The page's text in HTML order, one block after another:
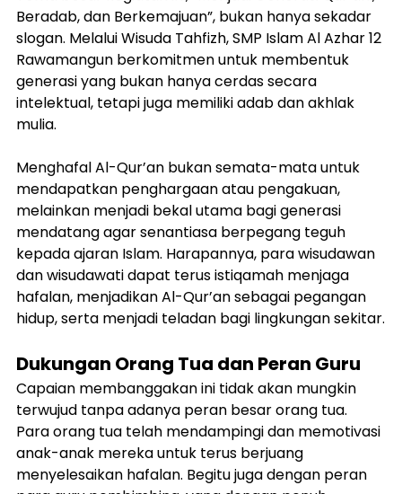
Beradab, dan Berkemajuan”, bukan hanya sekadar
slogan. Melalui Wisuda Tahfizh, SMP Islam Al Azhar 12
Rawamangun berkomitmen untuk membentuk
generasi yang bukan hanya cerdas secara
intelektual, tetapi juga memiliki adab dan akhlak
mulia.
Menghafal Al-Qur’an bukan semata-mata untuk
mendapatkan penghargaan atau pengakuan,
melainkan menjadi bekal utama bagi generasi
mendatang agar senantiasa berpegang teguh
kepada ajaran Islam. Harapannya, para wisudawan
dan wisudawati dapat terus istiqamah menjaga
hafalan, menjadikan Al-Qur’an sebagai pegangan
hidup, serta menjadi teladan bagi lingkungan sekitar.
Dukungan Orang Tua dan Peran Guru
Capaian membanggakan ini tidak akan mungkin
terwujud tanpa adanya peran besar orang tua.
Para orang tua telah mendampingi dan memotivasi
anak-anak mereka untuk terus berjuang
menyelesaikan hafalan. Begitu juga dengan peran